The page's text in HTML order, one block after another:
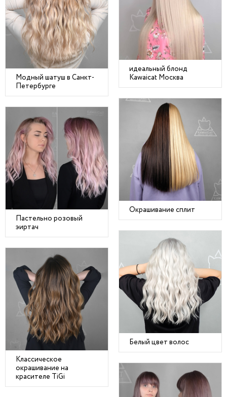
идеальный блонд
Kawaicat Москва
Модный шатуш в Санкт-
Петербурге
Окрашивание сплит
Пастельно розовый
эиртач
Белый цвет волос
Классическое
окрашивание на
красителе TiGi